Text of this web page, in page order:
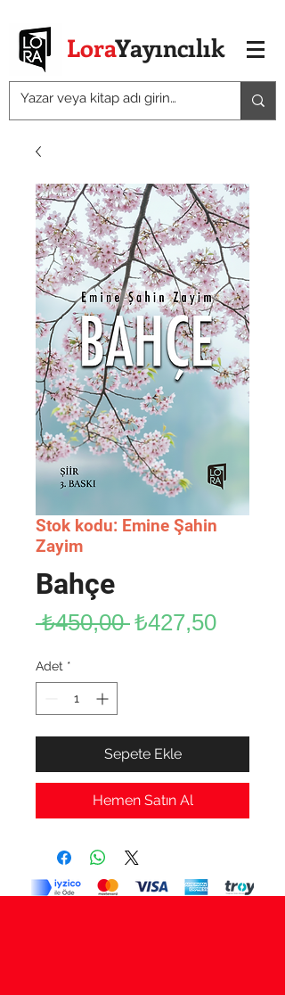
LoraYayıncılık
Stok kodu: Emine Şahin
Zayim
Bahçe
₺450,00 Normal
₺427,50İndirimli
Adet *
Sepete Ekle
Hemen Satın Al